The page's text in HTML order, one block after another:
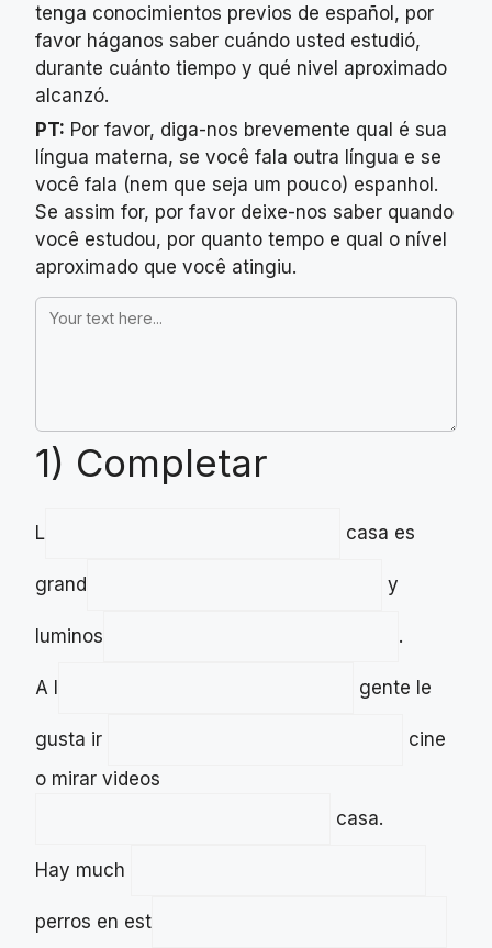
tenga conocimientos previos de español, por
favor háganos saber cuándo usted estudió,
durante cuánto tiempo y qué nivel aproximado
alcanzó.
PT: Por favor, diga-nos brevemente qual é sua
língua materna, se você fala outra língua e se
você fala (nem que seja um pouco) espanhol.
Se assim for, por favor deixe-nos saber quando
você estudou, por quanto tempo e qual o nível
aproximado que você atingiu.
1) Completar
L casa es
grand y
luminos .
A l gente le
gusta ir
cine
o mirar videos
casa.
Hay much
perros en est